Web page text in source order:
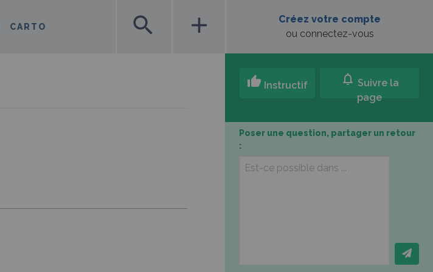
CARTO search add
Créez votre compte
ou connectez-vous
thumb_up Instructif notifications Suivre la
page
Poser une question, partager un retour
: